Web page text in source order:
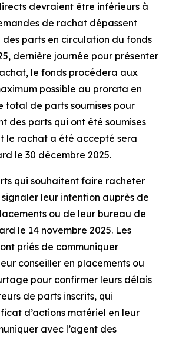
devraient être inférieurs à
de rachat dépassent
des parts en circulation du fonds
dernière journée pour présenter
le fonds procédera aux
possible au prorata en
total de parts soumises pour
des parts qui ont été soumises
le rachat a été accepté sera
le 30 décembre 2025.
qui souhaitent faire racheter
leur intention auprès de
ou de leur bureau de
le 14 novembre 2025. Les
priés de communiquer
conseiller en placements ou
pour confirmer leurs délais
de parts inscrits, qui
d’actions matériel en leur
avec l’agent des